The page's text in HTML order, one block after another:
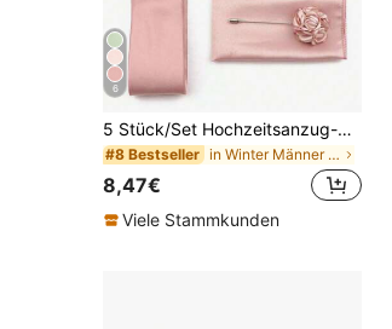
6
5 Stück/Set Hochzeitsanzug-Accessoire-Set für Trauzeugen, inklusive Krawatte, Fliege, Einstecktuch, Ansteckblume und Manschettenknöpfe in rosa Farbe, Valentinstag
#8 Bestseller in Winter Männer Halsband & Accessoires
8,47€
Viele Stammkunden